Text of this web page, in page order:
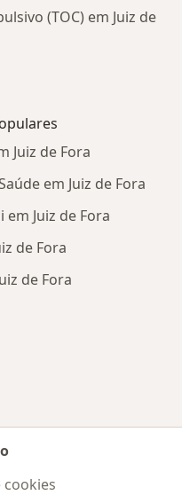
(TOC) em Juiz de
Juiz de Fora
em Juiz de Fora
Juiz de Fora
de Fora
de Fora
cookies